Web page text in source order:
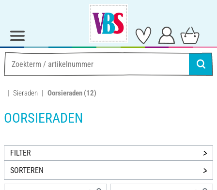
Sieraden Oorsieraden (12)
OORSIERADEN
FILTER
SORTEREN